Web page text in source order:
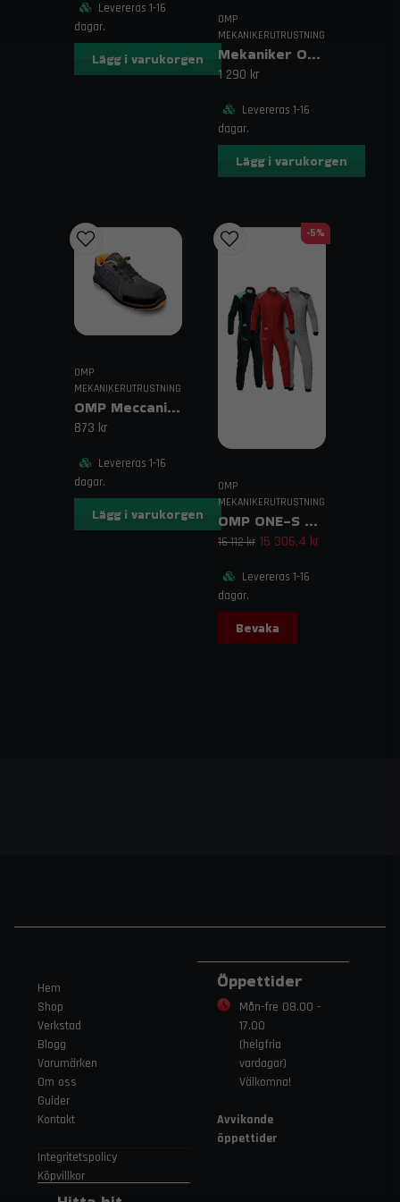
Levereras 1-16
dagar.
Lägg i varukorgen
OMP
MEKANIKERUTRUSTNING
Mekaniker Overall OMP BLAST EVO
1 290 kr
Levereras 1-16
dagar.
Lägg i varukorgen
OMP
MEKANIKERUTRUSTNING
OMP Meccanica Pro Sport
873 kr
Levereras 1-16
dagar.
Lägg i varukorgen
OMP
MEKANIKERUTRUSTNING
OMP ONE-S Air Suit
16 112 kr 15 306,4 kr
Levereras 1-16
dagar.
Bevaka
-5%
Hem
Shop
Verkstad
Blogg
Varumärken
Om oss
Guider
Kontakt
Integritetspolicy
Köpvillkor
Öppettider
Mån-fre 08.00 -
17.00
(helgfria
vardagar)
Välkomna!
Avvikande
öppettider